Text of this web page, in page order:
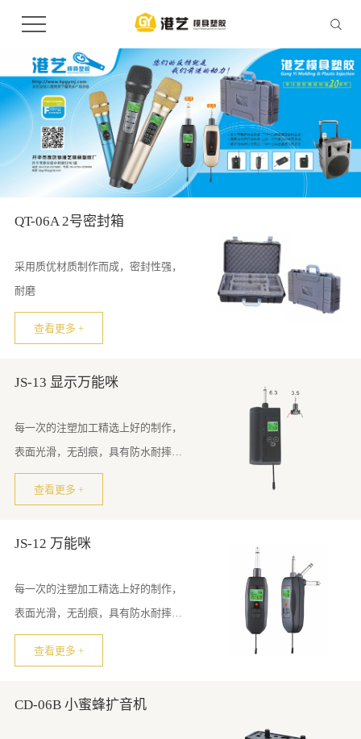
QT-06A 2号密封箱
采用质优材质制作而成，密封性强，
耐磨
查看更多 +
JS-13 显示万能咪
每一次的注塑加工精选上好的制作，
表面光滑，无刮痕，具有防水耐摔，
结构牢固特点
查看更多 +
JS-12 万能咪
每一次的注塑加工精选上好的制作，
表面光滑，无刮痕，具有防水耐摔，
结构牢固特点
查看更多 +
CD-06B 小蜜蜂扩音机